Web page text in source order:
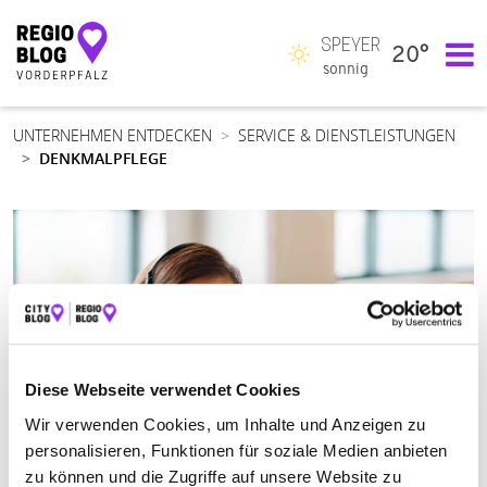
Diese Webseite verwendet Cookies
Wir verwenden Cookies, um Inhalte und Anzeigen zu
personalisieren, Funktionen für soziale Medien anbieten
zu können und die Zugriffe auf unsere Website zu
Hauptnavigation
SPEYER
sonnig
20°
UNTERNEHMEN ENTDECKEN
SERVICE & DIENSTLEISTUNGEN
DENKMALPFLEGE